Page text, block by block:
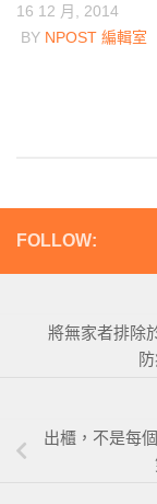
16 12 月, 2014
BY NPOST 編輯室
FOLLOW:
將無家者排除
出櫃，不是每